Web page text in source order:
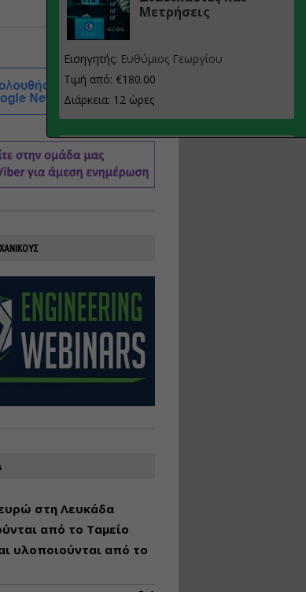
στη Λευκάδα
από το Ταμείο
υλοποιούνται από το
Μετρήσεις
Εισηγητής: Ευθύμιος Γεωργίου
Τιμή από: €180.00
Διάρκεια: 12 ώρες
υλοποίηση
φωτοβολταϊκών
Τιμή από: €230.00
Διάρκεια: 16 ώρες
Αρχιτεκτονικός
Σχεδιασμός με το
Rhinoceros
κoλυμβητικής
υδατοδεξαμενής